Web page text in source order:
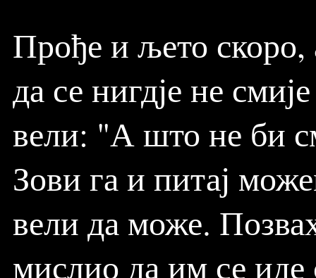
Прође и љето скоро,
да се нигдје не
вели: "А што не би
Зови га и питај
вели да може.
мислио да им се